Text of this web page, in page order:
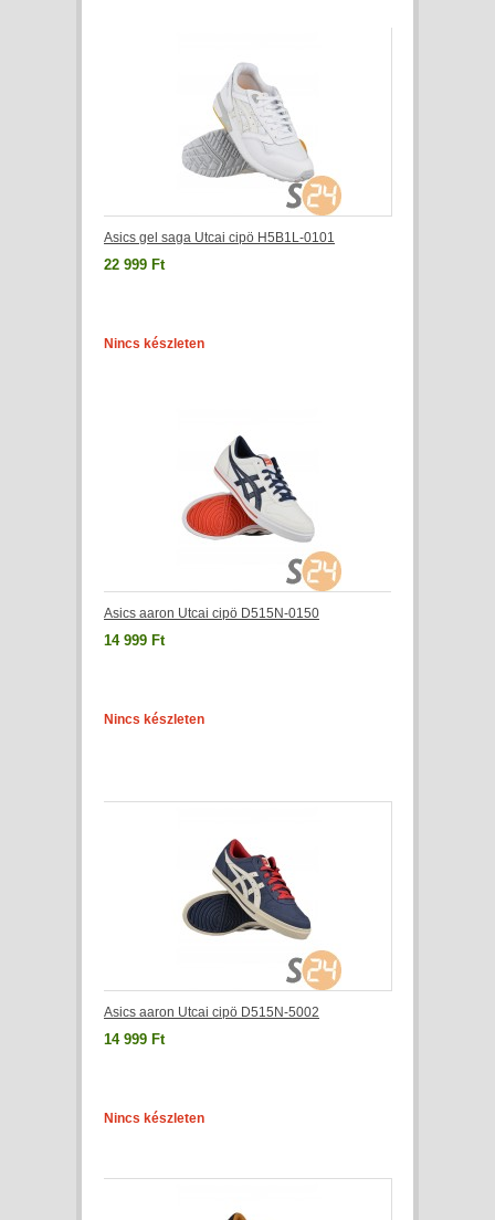
Asics gel saga Utcai cipö H5B1L-0101
22 999 Ft
Nincs készleten
Asics aaron Utcai cipö D515N-0150
14 999 Ft
Nincs készleten
Asics aaron Utcai cipö D515N-5002
14 999 Ft
Nincs készleten